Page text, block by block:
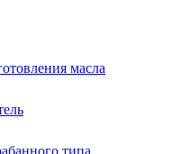
масла
типа